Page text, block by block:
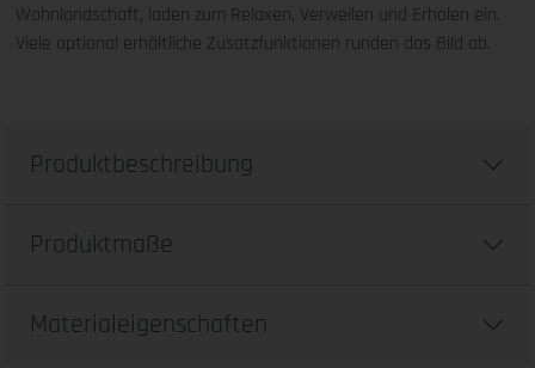
Wohnlandschaft, laden zum Relaxen, Verweilen und Erholen ein.
Viele optional erhältliche Zusatzfunktionen runden das Bild ab.
Produktbeschreibung
Produktmaße
Materialeigenschaften